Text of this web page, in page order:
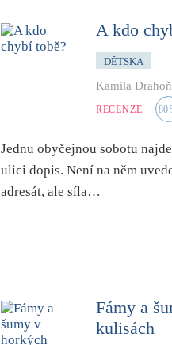
A kdo
DĚTSKÁ
Kamila
RECENZE 80
Jednu obyčejnou sobotu
ulici dopis. Není na něm
adresát, ale síla…
Fámy a
kulisách